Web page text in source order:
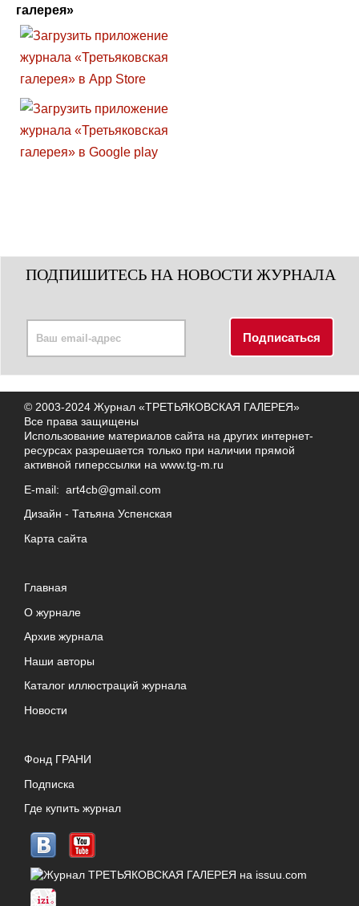
галерея»
ПОДПИШИТЕСЬ НА НОВОСТИ ЖУРНАЛА
© 2003-2024 Журнал «ТРЕТЬЯКОВСКАЯ ГАЛЕРЕЯ»
Все права защищены
Использование материалов сайта на других интернет-
ресурсах разрешается только при наличии прямой
активной гиперссылки на www.tg-m.ru
E-mail: art4cb@gmail.com
Дизайн - Татьяна Успенская
Карта сайта
Главная
О журнале
Архив журнала
Наши авторы
Каталог иллюстраций журнала
Новости
Фонд ГРАНИ
Подписка
Где купить журнал